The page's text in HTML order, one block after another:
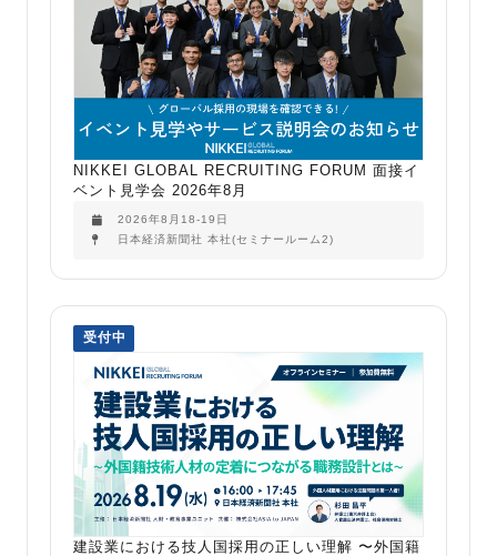
NIKKEI GLOBAL RECRUITING FORUM 面接イ
ベント見学会 2026年8月
2026年8月18-19日
日本経済新聞社 本社(セミナールーム2)
受付中
建設業における技人国採用の正しい理解 〜外国籍